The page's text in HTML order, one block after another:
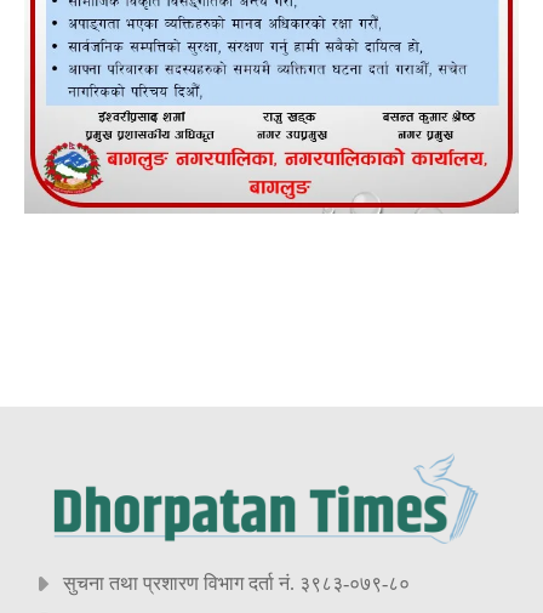
सुचना तथा प्रशारण विभाग दर्ता नं. ३९८३-०७९-८०